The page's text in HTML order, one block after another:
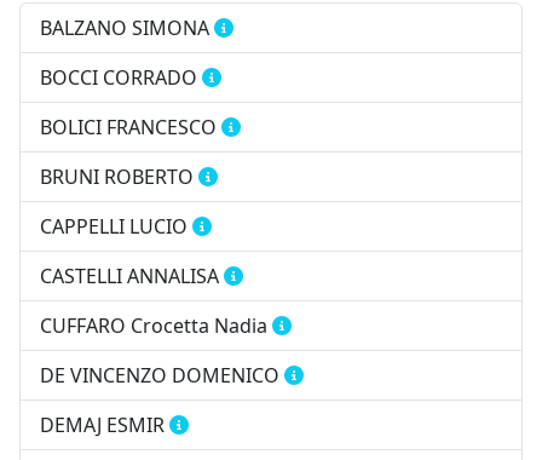
BALZANO SIMONA
BOCCI CORRADO
BOLICI FRANCESCO
BRUNI ROBERTO
CAPPELLI LUCIO
CASTELLI ANNALISA
CUFFARO Crocetta Nadia
DE VINCENZO DOMENICO
DEMAJ ESMIR